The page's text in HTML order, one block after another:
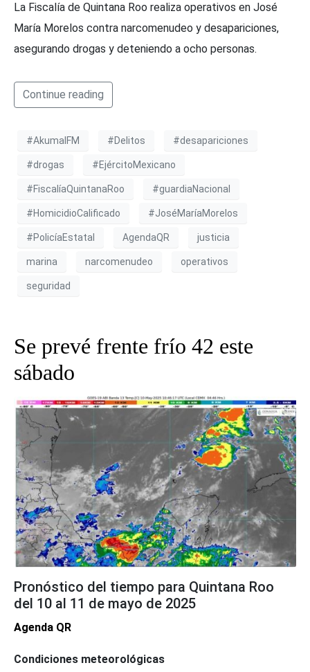
La Fiscalía de Quintana Roo realiza operativos en José
María Morelos contra narcomenudeo y desapariciones,
asegurando drogas y deteniendo a ocho personas.
Continue reading
#AkumalFM #Delitos #desapariciones
#drogas #EjércitoMexicano
#FiscalíaQuintanaRoo #guardiaNacional
#HomicidioCalificado #JoséMaríaMorelos
#PolicíaEstatal AgendaQR justicia
marina narcomenudeo operativos
seguridad
Se prevé frente frío 42 este
sábado
Pronóstico del tiempo para Quintana Roo
del 10 al 11 de mayo de 2025
Agenda QR
Condiciones meteorológicas